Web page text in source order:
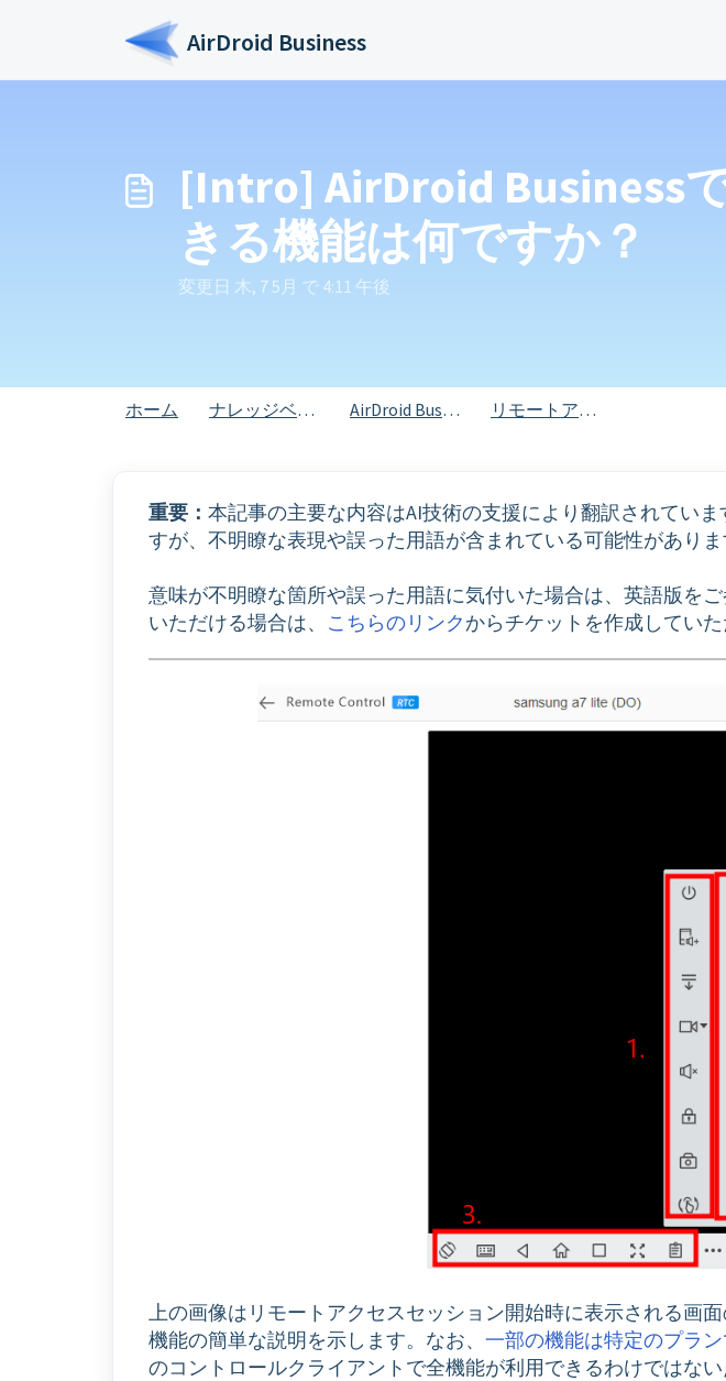
AirDroid Business
[Intro] AirDroid Business
きる機能は何ですか？
変更日 木, 7 5月 で 4:11 午後
ホーム ナレッジベース AirDroid Business リモートアクセス
重要： 本記事の主要な内容はAI技術の支援により翻訳されてい
すが、不明瞭な表現や誤った用語が含まれている可能性がありま
意味が不明瞭な箇所や誤った用語に気付いた場合は、英語版を
いただける場合は、 こちらのリンクからチケットを作成していた
上の画像はリモートアクセスセッション開始時に表示される画
機能の簡単な説明を示します。なお、 一部の機能は特定のプラ
のコントロールクライアントで全機能が利用できるわけではない